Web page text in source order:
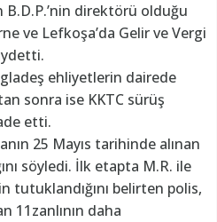
direktörü olduğu
ve Lefkoşa’da Gelir ve Vergi
ehliyetlerin dairede
sonra ise KKTC sürüş
etti.
25 Mayıs tarihinde alınan
söyledi. İlk etapta M.R. ile
tutuklandığını belirten polis,
11zanlının daha